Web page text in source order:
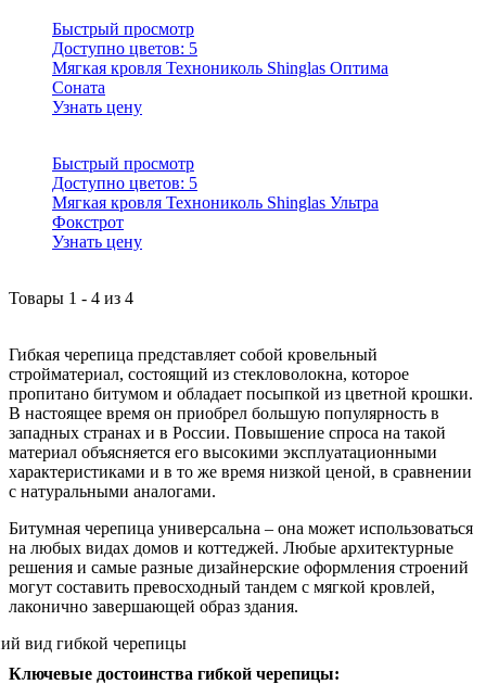
Быстрый просмотр
Доступно цветов: 5
Мягкая кровля Технониколь Shinglas Оптима
Соната
Узнать цену
Быстрый просмотр
Доступно цветов: 5
Мягкая кровля Технониколь Shinglas Ультра
Фокстрот
Узнать цену
Товары 1 - 4 из 4
Гибкая черепица представляет собой кровельный
стройматериал, состоящий из стекловолокна, которое
пропитано битумом и обладает посыпкой из цветной крошки.
В настоящее время он приобрел большую популярность в
западных странах и в России. Повышение спроса на такой
материал объясняется его высокими эксплуатационными
характеристиками и в то же время низкой ценой, в сравнении
с натуральными аналогами.
Битумная черепица универсальна – она может использоваться
на любых видах домов и коттеджей. Любые архитектурные
решения и самые разные дизайнерские оформления строений
могут составить превосходный тандем с мягкой кровлей,
лаконично завершающей образ здания.
Ключевые достоинства гибкой черепицы: